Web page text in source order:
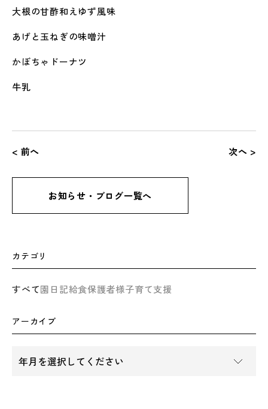
大根の甘酢和えゆず風味
あげと玉ねぎの味噌汁
かぼちゃドーナツ
牛乳
< 前へ 次へ >
お知らせ・ブログ一覧へ
カテゴリ
すべて園日記給食保護者様子育て支援
アーカイブ